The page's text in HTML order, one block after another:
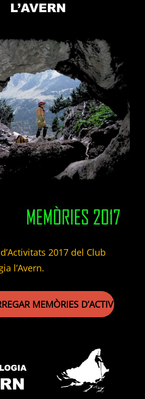
2017 del Club
l’Avern.
MEMÒRIES D’ACTIVITATS